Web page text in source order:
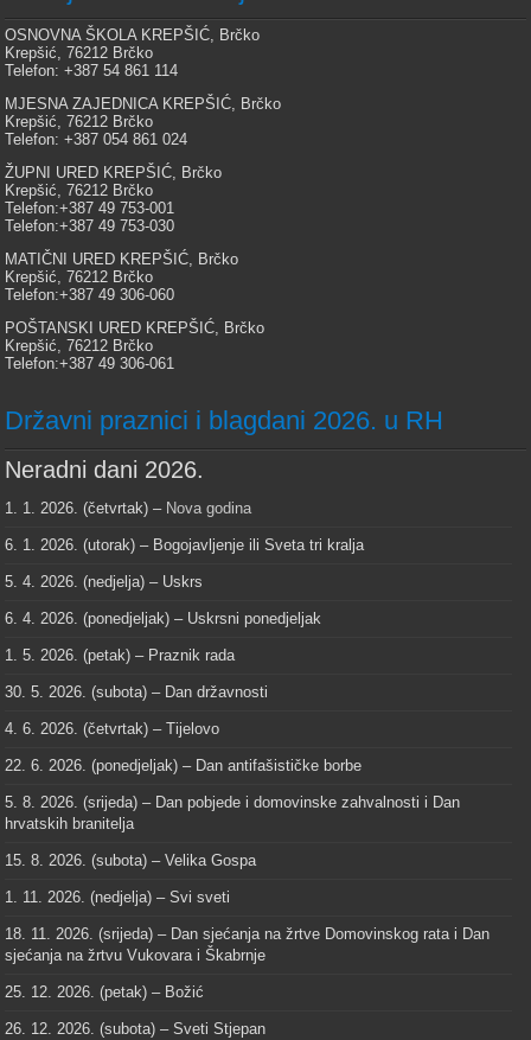
OSNOVNA ŠKOLA KREPŠIĆ, Brčko
Krepšić, 76212 Brčko
Telefon: +387 54 861 114
MJESNA ZAJEDNICA KREPŠIĆ, Brčko
Krepšić, 76212 Brčko
Telefon: +387 054 861 024
ŽUPNI URED KREPŠIĆ, Brčko
Krepšić, 76212 Brčko
Telefon:+387 49 753-001
Telefon:+387 49 753-030
MATIČNI URED KREPŠIĆ, Brčko
Krepšić, 76212 Brčko
Telefon:+387 49 306-060
POŠTANSKI URED KREPŠIĆ, Brčko
Krepšić, 76212 Brčko
Telefon:+387 49 306-061
Državni praznici i blagdani 2026. u RH
Neradni dani 2026.
1. 1. 2026. (četvrtak) – Nova godina
6. 1. 2026. (utorak) – Bogojavljenje ili Sveta tri kralja
5. 4. 2026. (nedjelja) – Uskrs
6. 4. 2026. (ponedjeljak) – Uskrsni ponedjeljak
1. 5. 2026. (petak) – Praznik rada
30. 5. 2026. (subota) – Dan državnosti
4. 6. 2026. (četvrtak) – Tijelovo
22. 6. 2026. (ponedjeljak) – Dan antifašističke borbe
5. 8. 2026. (srijeda) – Dan pobjede i domovinske zahvalnosti i Dan
hrvatskih branitelja
15. 8. 2026. (subota) – Velika Gospa
1. 11. 2026. (nedjelja) – Svi sveti
18. 11. 2026. (srijeda) – Dan sjećanja na žrtve Domovinskog rata i Dan
sjećanja na žrtvu Vukovara i Škabrnje
25. 12. 2026. (petak) – Božić
26. 12. 2026. (subota) – Sveti Stjepan